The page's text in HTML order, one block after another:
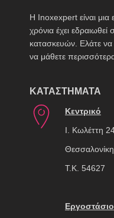
H Inoxexpert είναι μια
χρόνια έχει
κατασκευών. Ελάτε να
να μάθετε
ΚΑΤΑΣΤΗΜΑΤΑ
Κεντρικό
Ι. Κωλέττη
Θεσσαλονίκη
Τ.Κ. 54627
Εργοστάσιο